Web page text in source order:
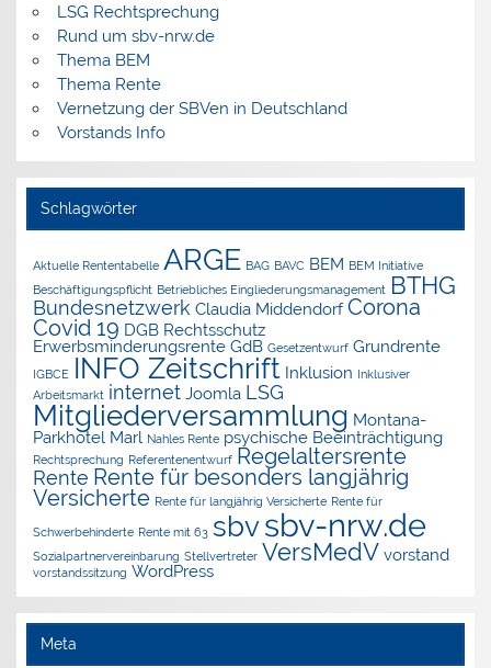
LSG Rechtsprechung
Rund um sbv-nrw.de
Thema BEM
Thema Rente
Vernetzung der SBVen in Deutschland
Vorstands Info
Schlagwörter
Aktuelle Rententabelle ARGE BAG BAVC BEM BEM Initiative
Beschäftigungspflicht Betriebliches Eingliederungsmanagement BTHG
Bundesnetzwerk Claudia Middendorf Corona
Covid 19 DGB Rechtsschutz
Erwerbsminderungsrente GdB Gesetzentwurf Grundrente
IGBCE INFO Zeitschrift Inklusion Inklusiver
Arbeitsmarkt internet Joomla LSG
Mitgliederversammlung Montana-
Parkhotel Marl Nahles Rente psychische Beeinträchtigung
Rechtsprechung Referentenentwurf Regelaltersrente
Rente Rente für besonders langjährig
Versicherte Rente für langjährig Versicherte Rente für
Schwerbehinderte Rente mit 63 sbvsbv-nrw.de
Sozialpartnervereinbarung Stellvertreter VersMedV vorstand
vorstandssitzung WordPress
Meta